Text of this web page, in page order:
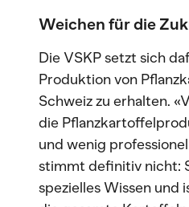
Weichen für die
Die VSKP setzt sich
Produktion von
Schweiz zu erhalten.
die
und wenig
stimmt definitiv nicht:
spezielles Wissen und